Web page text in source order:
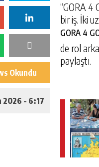
Okundu
2026 - 6:17
“GORA 4
bir iş. İki
GORA 4
de rol
paylaştı.